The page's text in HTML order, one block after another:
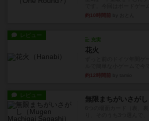
約10時間前
レビュー
充実
花火
約12時間前
レビュー 無限まちがいさがし